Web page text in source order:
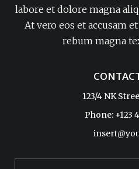
labore et dolore magna
At vero eos et accusam
rebum magna
123/4 NK
Phone: +123